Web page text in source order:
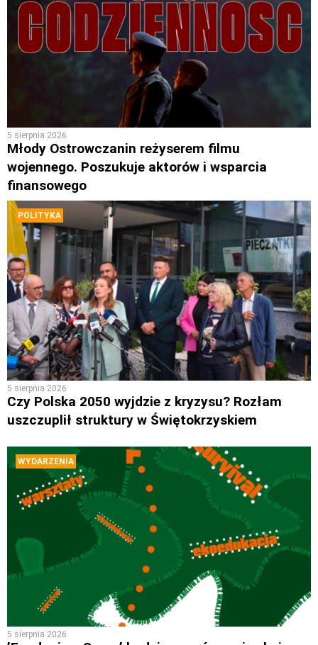
5 sierpnia 2026
Młody Ostrowczanin reżyserem filmu
wojennego. Poszukuje aktorów i wsparcia
finansowego
POLITYKA
5 sierpnia 2026
Czy Polska 2050 wyjdzie z kryzysu? Rozłam
uszczuplił struktury w Świętokrzyskiem
WYDARZENIA
5 sierpnia 2026